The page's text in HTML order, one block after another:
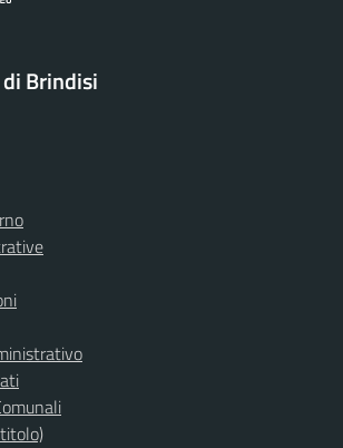
Brindisi